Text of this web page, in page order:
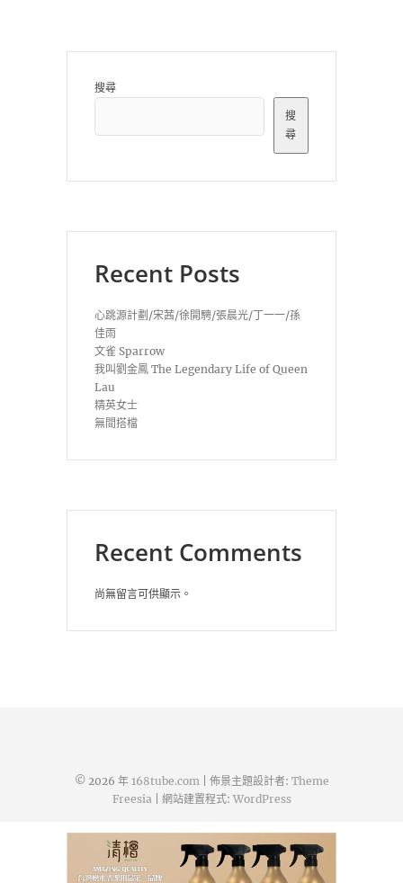
搜尋
搜
尋
Recent Posts
心跳源計劃/宋茜/徐開騁/張晨光/丁一一/孫
佳雨
文雀 Sparrow
我叫劉金鳳 The Legendary Life of Queen
Lau
精英女士
無間搭檔
Recent Comments
尚無留言可供顯示。
© 2026 年 168tube.com | 佈景主題設計者: Theme
Freesia | 網站建置程式: WordPress